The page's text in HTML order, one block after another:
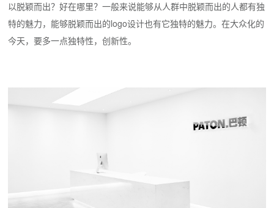
以脱颖而出？好在哪里？一般来说能够从人群中脱颖而出的人都有独
特的魅力，能够脱颖而出的logo设计也有它独特的魅力。在大众化的
今天，要多一点独特性，创新性。